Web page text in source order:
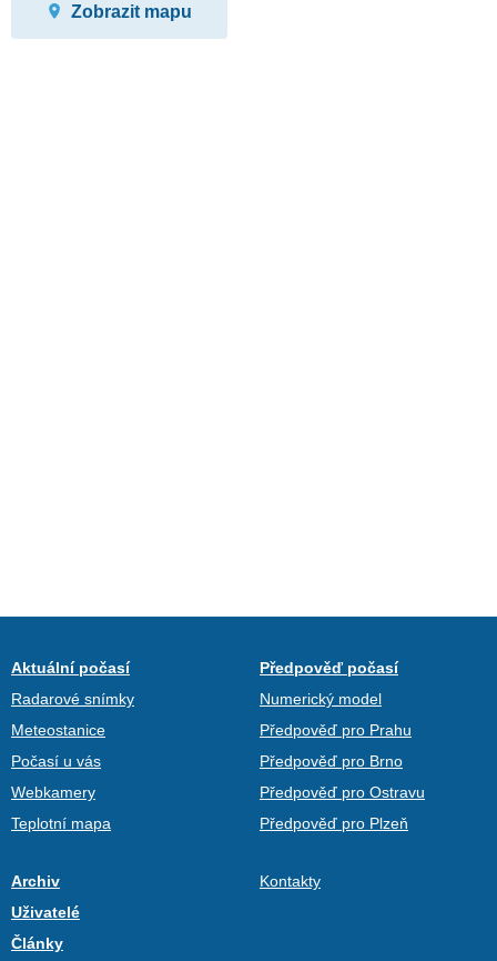
Zobrazit mapu
Aktuální počasí
Radarové snímky
Meteostanice
Počasí u vás
Webkamery
Teplotní mapa
Předpověď počasí
Numerický model
Předpověď pro Prahu
Předpověď pro Brno
Předpověď pro Ostravu
Předpověď pro Plzeň
Archiv
Uživatelé
Články
Kontakty